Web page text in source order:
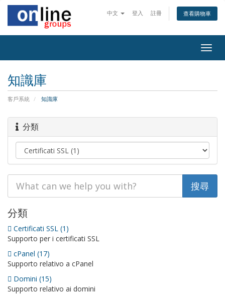
中文 登入 註冊 查看購物車
知識庫
客戶系統 知識庫
分類
分類
Certificati SSL (1)
Supporto per i certificati SSL
cPanel (17)
Supporto relativo a cPanel
Domini (15)
Supporto relativo ai domini